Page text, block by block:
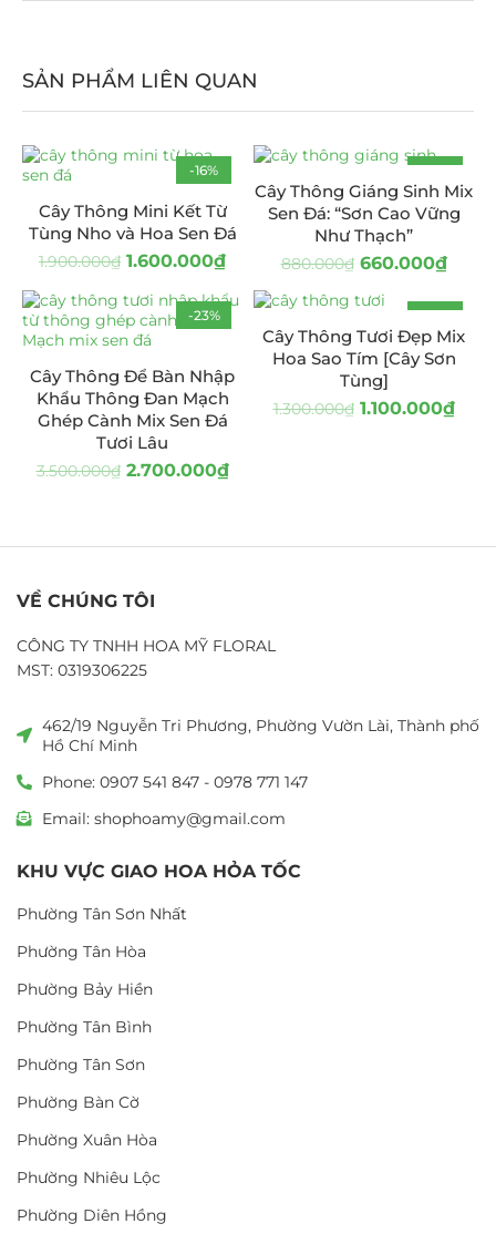
SẢN PHẨM LIÊN QUAN
-16%
Cây Thông Mini Kết Từ
Tùng Nho và Hoa Sen Đá
1.900.000₫ 1.600.000₫
-25%
Cây Thông Giáng Sinh Mix
Sen Đá: “Sơn Cao Vững
Như Thạch”
880.000₫ 660.000₫
-23%
Cây Thông Để Bàn Nhập
Khẩu Thông Đan Mạch
Ghép Cành Mix Sen Đá
Tươi Lâu
3.500.000₫ 2.700.000₫
-15%
Cây Thông Tươi Đẹp Mix
Hoa Sao Tím [Cây Sơn
Tùng]
1.300.000₫ 1.100.000₫
VỀ CHÚNG TÔI
CÔNG TY TNHH HOA MỸ FLORAL
MST: 0319306225
462/19 Nguyễn Tri Phương, Phường Vườn Lài, Thành phố
Hồ Chí Minh
Phone: 0907 541 847 - 0978 771 147
Email: shophoamy@gmail.com
KHU VỰC GIAO HOA HỎA TỐC
Phường Tân Sơn Nhất
Phường Tân Hòa
Phường Bảy Hiền
Phường Tân Bình
Phường Tân Sơn
Phường Bàn Cờ
Phường Xuân Hòa
Phường Nhiêu Lộc
Phường Diên Hồng